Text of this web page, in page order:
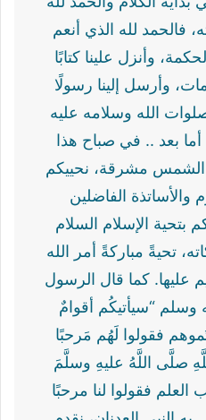
فالحمد لله الذي أنعم
وأنزل علينا كتابًا
وأرسل إلينا رسولًا
الله وسلامه عليه
بعد .. في صباح هذا
الشمس مشرقة، نحييكم
والأساتذة الفاضلين
بتحية الإسلام السلام
تحيةً مباركةً أمر الله
عليها. كما قال الرسول
وسلم “سيأتيكُم أقوامٌ
فقولوا لَهُم مَرحبًا
صلَّى اللَّهُ عليهِ وسلَّمَ
فقولوا لنا مرحبًا